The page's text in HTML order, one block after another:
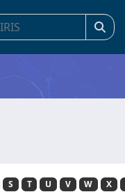
S T U V W X